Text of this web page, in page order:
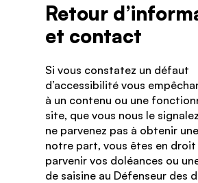
Retour
et contact
Si vous constatez un défaut
d’accessibilité vous
à un contenu ou une
site, que vous nous le
ne parvenez pas à obtenir
notre part, vous êtes en
parvenir vos doléances ou
de saisine au Défenseur des